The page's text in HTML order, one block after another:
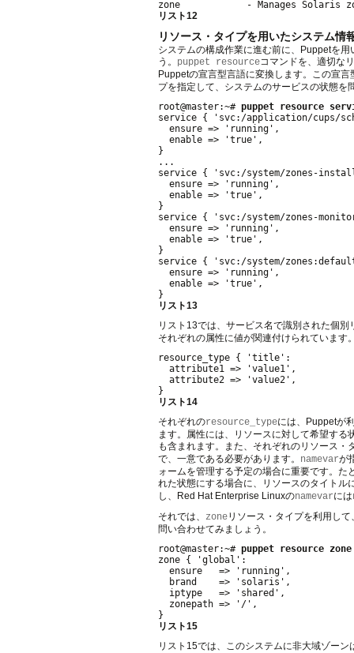
リスト12
リソース・タイプを用いたシステム情
システムの構成作業に進む前に、Puppetを
う。 puppet resourceコマンドを、適切な
Puppetの宣言型言語に変換します。この宣
プを指定して、システムのサービスの状態を
root@master:~# puppet resource
service { 'svc:/application/cups/
  ensure => 'running',
  enable => 'true',
}
...
service { 'svc:/system/zones-
  ensure => 'running',
  enable => 'true',
}
service { 'svc:/system/zones-
  ensure => 'running',
  enable => 'true',
}
service { 'svc:/system/
  ensure => 'running',
  enable => 'true',
リスト13
リスト13では、サービス名で識別された個
それぞれの属性に値が関連付けられていま
resource_type { 'title':
  attribute1 => 'value1',
  attribute2 => 'value2',
リスト14
それぞれのresource_typeには、Puppetが
ます。属性には、リソースに対して希望す
も含まれます。また、それぞれのリソース・
で、一意である必要があります。 namevarが
ォームを管理する予定の場合に重要です。
れた状態にする場合に、リソースのタイトル
し、Red Hat Enterprise Linuxのnamevarには
それでは、 zoneリソース・タイプを利用し
問い合わせてみましょう。
root@master:~# puppet resource zone
zone { 'global':
  ensure   => 'running',
  brand    => 'solaris',
  iptype   => 'shared',
  zonepath => '/',
リスト15
リスト15では、このシステムに非大域ゾー